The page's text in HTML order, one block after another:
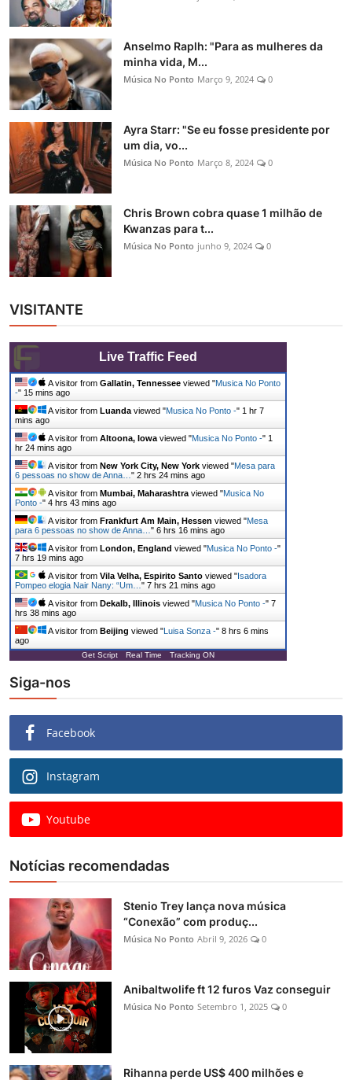
Anselmo Raplh: "Para as mulheres da
minha vida, M...
Música No Ponto Março 9, 2024 0
Ayra Starr: "Se eu fosse presidente por
um dia, vo...
Música No Ponto Março 8, 2024 0
Chris Brown cobra quase 1 milhão de
Kwanzas para t...
Música No Ponto junho 9, 2024 0
VISITANTE
Live Traffic Feed
A visitor from Gallatin, Tennessee viewed "Musica No Ponto
-" 15 mins ago
A visitor from Luanda viewed "Musica No Ponto -" 1 hr 7
mins ago
A visitor from Altoona, Iowa viewed "Musica No Ponto -" 1
hr 24 mins ago
A visitor from New York City, New York viewed "Mesa para
6 pessoas no show de Anna… " 2 hrs 24 mins ago
A visitor from Mumbai, Maharashtra viewed "Musica No
Ponto -" 4 hrs 43 mins ago
A visitor from Frankfurt Am Main, Hessen viewed "Mesa
para 6 pessoas no show de Anna… " 6 hrs 16 mins ago
A visitor from London, England viewed "Musica No Ponto -"
7 hrs 19 mins ago
A visitor from Vila Velha, Espirito Santo viewed "Isadora
Pompeo elogia Nair Nany: “Um… " 7 hrs 21 mins ago
A visitor from Dekalb, Illinois viewed "Musica No Ponto -" 7
hrs 38 mins ago
A visitor from Beijing viewed "Luisa Sonza -" 8 hrs 6 mins
ago
Get Script Real Time Tracking ON
Siga-nos
Facebook
Instagram
Youtube
Notícias recomendadas
Stenio Trey lança nova música
“Conexão” com produç...
Música No Ponto Abril 9, 2026 0
Anibaltwolife ft 12 furos Vaz conseguir
Música No Ponto Setembro 1, 2025 0
Rihanna perde US$ 400 milhões e